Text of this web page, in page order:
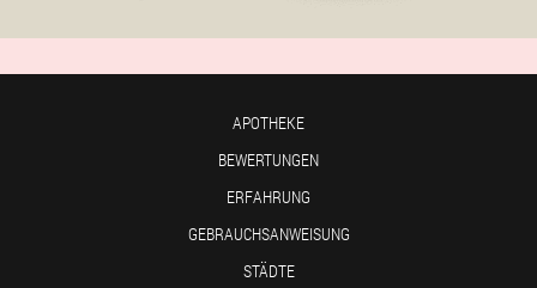
APOTHEKE
BEWERTUNGEN
ERFAHRUNG
GEBRAUCHSANWEISUNG
STÄDTE